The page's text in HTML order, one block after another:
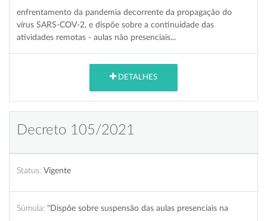
enfrentamento da pandemia decorrente da propagação do
vírus SARS-COV-2, e dispõe sobre a continuidade das
atividades remotas - aulas não presenciais...
DETALHES
Decreto 105/2021
Status: Vigente
Súmula: "Dispõe sobre suspensão das aulas presenciais na